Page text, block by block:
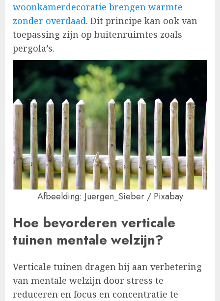
woonkamerdecoratie brengen warmte
zonder overdaad. Dit principe kan ook van
toepassing zijn op buitenruimtes zoals
pergola’s.
Afbeelding: Juergen_Sieber / Pixabay
Hoe bevorderen verticale
tuinen mentale welzijn?
Verticale tuinen dragen bij aan verbetering
van mentale welzijn door stress te
reduceren en focus en concentratie te